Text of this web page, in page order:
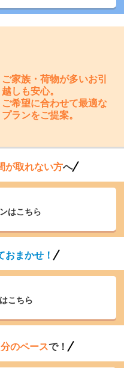
ご家族・荷物が多いお引
越しも安心。
ご希望に合わせて最適な
プランをご提案。
が取れない方へ
はこちら
おまかせ！
こちら
のペースで！